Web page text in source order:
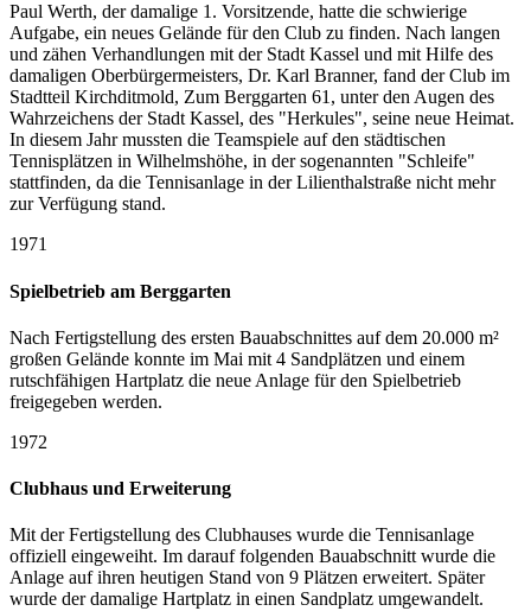
Paul Werth, der damalige 1. Vorsitzende, hatte die schwierige
Aufgabe, ein neues Gelände für den Club zu finden. Nach langen
und zähen Verhandlungen mit der Stadt Kassel und mit Hilfe des
damaligen Oberbürgermeisters, Dr. Karl Branner, fand der Club im
Stadtteil Kirchditmold, Zum Berggarten 61, unter den Augen des
Wahrzeichens der Stadt Kassel, des "Herkules", seine neue Heimat.
In diesem Jahr mussten die Teamspiele auf den städtischen
Tennisplätzen in Wilhelmshöhe, in der sogenannten "Schleife"
stattfinden, da die Tennisanlage in der Lilienthalstraße nicht mehr
zur Verfügung stand.
1971
Spielbetrieb am Berggarten
Nach Fertigstellung des ersten Bauabschnittes auf dem 20.000 m²
großen Gelände konnte im Mai mit 4 Sandplätzen und einem
rutschfähigen Hartplatz die neue Anlage für den Spielbetrieb
freigegeben werden.
1972
Clubhaus und Erweiterung
Mit der Fertigstellung des Clubhauses wurde die Tennisanlage
offiziell eingeweiht. Im darauf folgenden Bauabschnitt wurde die
Anlage auf ihren heutigen Stand von 9 Plätzen erweitert. Später
wurde der damalige Hartplatz in einen Sandplatz umgewandelt.